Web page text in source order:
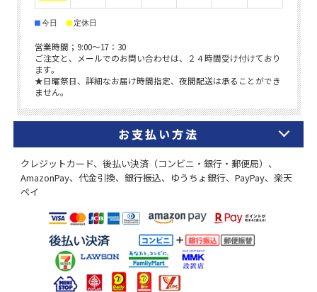
お支払い方法
クレジットカード、後払い決済（コンビニ・銀行・郵便局）、
AmazonPay、代金引換、銀行振込、ゆうちょ銀行、PayPay、楽天
ペイ